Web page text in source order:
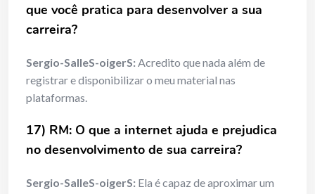
que você pratica para desenvolver a sua
carreira?
Sergio-SalleS-oigerS:Acredito que nada além de
registrar e disponibilizar o meu material nas
plataformas.
17) RM: O que a internet ajuda e prejudica
no desenvolvimento de sua carreira?
Sergio-SalleS-oigerS: Ela é capaz de aproximar um